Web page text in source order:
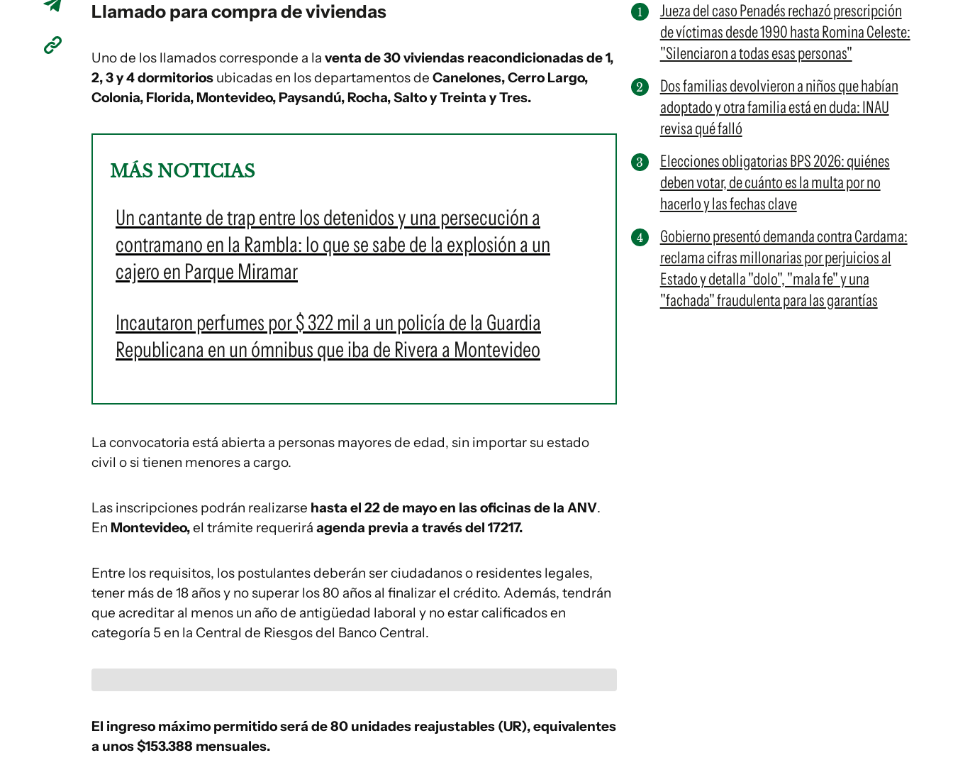
Llamado para compra de viviendas
Uno de los llamados corresponde a la venta de 30 viviendas reacondicionadas de 1,
2, 3 y 4 dormitorios ubicadas en los departamentos de Canelones, Cerro Largo,
Colonia, Florida, Montevideo, Paysandú, Rocha, Salto y Treinta y Tres.
MÁS NOTICIAS
Un cantante de trap entre los detenidos y una persecución a
contramano en la Rambla: lo que se sabe de la explosión a un
cajero en Parque Miramar
Incautaron perfumes por $ 322 mil a un policía de la Guardia
Republicana en un ómnibus que iba de Rivera a Montevideo
La convocatoria está abierta a personas mayores de edad, sin importar su estado
civil o si tienen menores a cargo.
Las inscripciones podrán realizarse hasta el 22 de mayo en las oficinas de la ANV.
En Montevideo,el trámite requerirá agenda previa a través del 17217.
Entre los requisitos, los postulantes deberán ser ciudadanos o residentes legales,
tener más de 18 años y no superar los 80 años al finalizar el crédito. Además, tendrán
que acreditar al menos un año de antigüedad laboral y no estar calificados en
categoría 5 en la Central de Riesgos del Banco Central.
El ingreso máximo permitido será de 80 unidades reajustables (UR), equivalentes
a unos $153.388 mensuales.
Jueza del caso Penadés rechazó prescripción
de víctimas desde 1990 hasta Romina Celeste:
"Silenciaron a todas esas personas"
Dos familias devolvieron a niños que habían
adoptado y otra familia está en duda: INAU
revisa qué falló
Elecciones obligatorias BPS 2026: quiénes
deben votar, de cuánto es la multa por no
hacerlo y las fechas clave
Gobierno presentó demanda contra Cardama:
reclama cifras millonarias por perjuicios al
Estado y detalla "dolo", "mala fe" y una
"fachada" fraudulenta para las garantías